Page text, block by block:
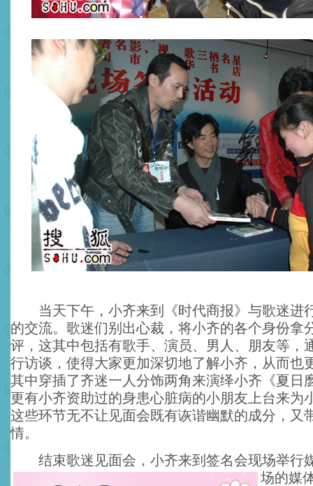
当天下午，小齐来到《时代商报》与歌迷进
的交流。歌迷们别出心裁，将小齐的各个身份拿
评，这其中包括有歌手、演员、男人、朋友等，
行访谈，使得大家更加深切地了解小齐，从而也
其中穿插了齐迷一人分饰两角来演绎小齐《夏日
更有小齐资助过的身患心脏病的小朋友上台来为
这些环节无不让见面会既有诙谐幽默的成分，又
情。
结束歌迷见面会，小齐来到签名会现场举行
场的媒